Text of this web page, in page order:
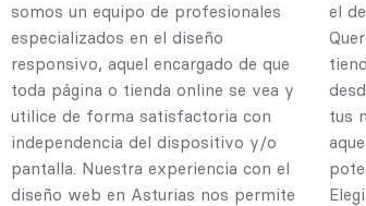
somos un equipo de profesionales
especializados en el diseño
responsivo, aquel encargado de que
toda página o tienda online se vea y
utilice de forma satisfactoria con
independencia del dispositivo y/o
pantalla. Nuestra experiencia con el
diseño web en Asturias nos permite
el
tus